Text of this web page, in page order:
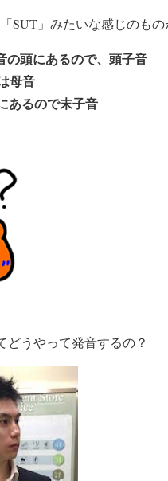
SUT」みたいな感じのもの
の頭にあるので、頭子音
母音
あるので末子音
どうやって発音するの？